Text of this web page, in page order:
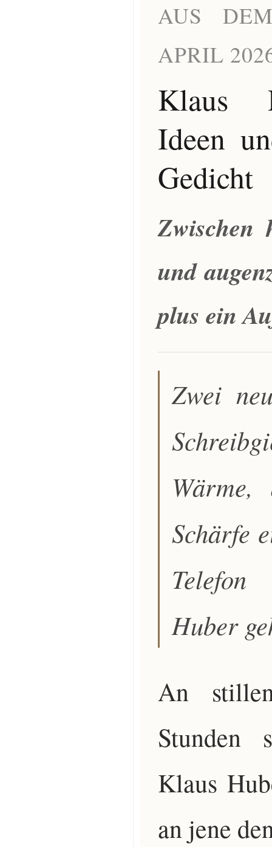
AUS
APRIL
Klaus
Ideen
Gedicht
Zwischen
und
plus ein
Zwei
Schärfe
Huber
An
Stunden
Klaus
an jene